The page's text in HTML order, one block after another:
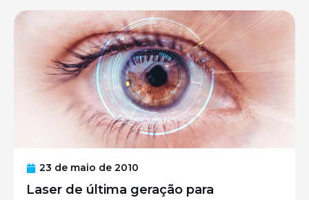
23 de maio de 2010
Laser de última geração para